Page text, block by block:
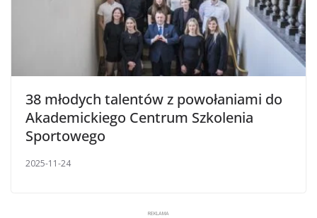
38 młodych talentów z powołaniami do
Akademickiego Centrum Szkolenia
Sportowego
2025-11-24
REKLAMA